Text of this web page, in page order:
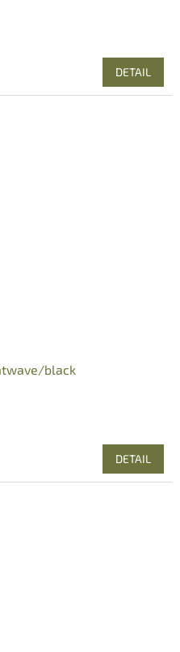
DETAIL
black
DETAIL